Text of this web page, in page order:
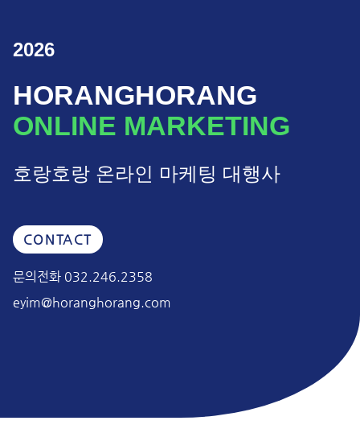
2026
HORANGHORANG
ONLINE MARKETING
호랑호랑 온라인 마케팅 대행사
CONTACT
문의전화 032.246.2358
eyim@horanghorang.com